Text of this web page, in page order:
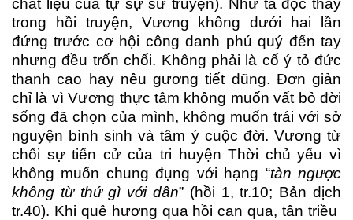
chất liệu của tự sự sử truyện). Như ta đọc thấy
trong hồi truyện, Vương không dưới hai lần
đứng trước cơ hội công danh phú quý đến tay
nhưng đều trốn chối. Không phải là cố ý tỏ đức
thanh cao hay nêu gương tiết dũng. Đơn giản
chỉ là vì Vương thực tâm không muốn vất bỏ đời
sống đã chọn của mình, không muốn trái với sở
nguyện bình sinh và tâm ý cuộc đời. Vương từ
chối sự tiến cử của tri huyện Thời chủ yếu vì
không muốn chung đụng với hạng “tàn ngược
không từ thứ gì với dân” (hồi 1, tr.10; Bản dịch
tr.40). Khi quê hương qua hồi can qua, tân triều